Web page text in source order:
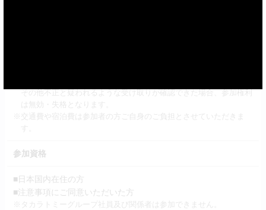
その他不正と疑われるような受け取りが確認できた場合、参加権利
は無効・失格となります。
※交通費や宿泊費は参加者の方ご自身のご負担とさせていただきま
参加資格
■日本国内在住の方
■注意事項にご同意いただいた方
※タカラトミーグループ社員及び関係者は参加できません。